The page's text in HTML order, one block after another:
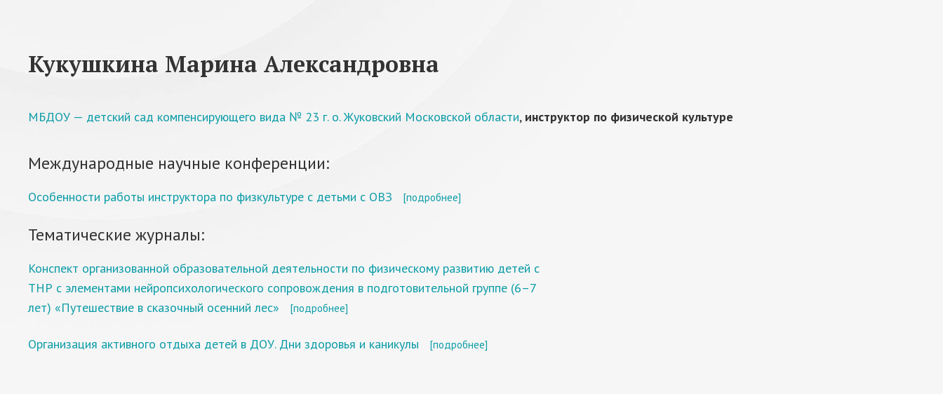
Кукушкина Марина Александровна
МБДОУ — детский сад компенсирующего вида № 23 г. о. Жуковский Московской области, инструктор по физической культуре
Международные научные конференции:
Особенности работы инструктора по физкультуре с детьми с ОВЗ [подробнее]
Тематические журналы:
Конспект организованной образовательной деятельности по физическому развитию детей с
ТНР с элементами нейропсихологического сопровождения в подготовительной группе (6–7
лет) «Путешествие в сказочный осенний лес»
[подробнее]
Организация активного отдыха детей в ДОУ. Дни здоровья и каникулы [подробнее]